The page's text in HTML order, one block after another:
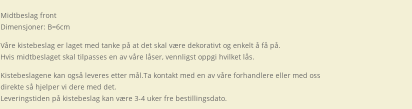
Midtbeslag front
Dimensjoner: B=6cm
Våre kistebeslag er laget med tanke på at det skal være dekorativt og enkelt å få på.
Hvis midtbeslaget skal tilpasses en av våre låser, vennligst oppgi hvilket lås.
Kistebeslagene kan også leveres etter mål.Ta kontakt med en av våre forhandlere eller med oss
direkte så hjelper vi dere med det.
Leveringstiden på kistebeslag kan være 3-4 uker fre bestillingsdato.